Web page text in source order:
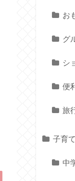
お
グ
シ
便
旅
子育て
中